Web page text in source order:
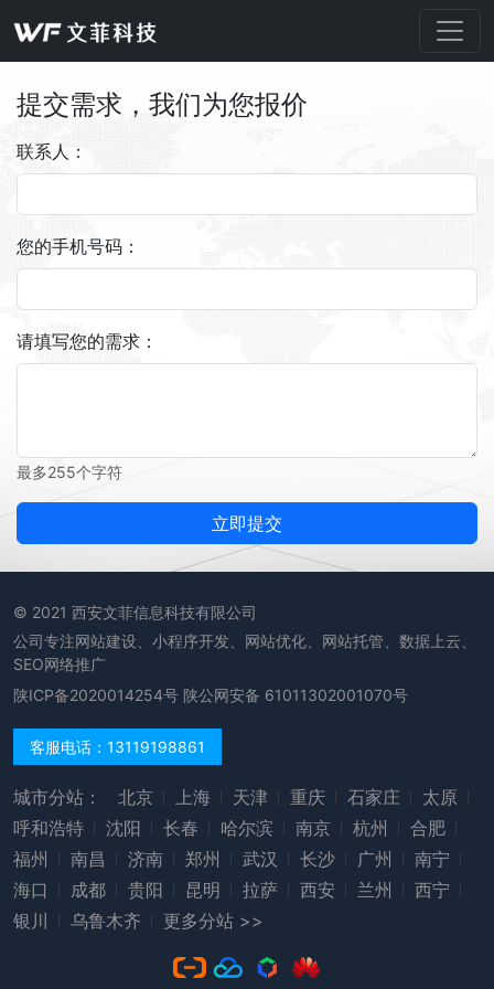
提交需求，我们为您报价
联系人：
您的手机号码：
请填写您的需求：
最多255个字符
立即提交
© 2021 西安文菲信息科技有限公司
公司专注网站建设、小程序开发、网站优化、网站托管、数据上云、
SEO网络推广
陕ICP备2020014254号 陕公网安备 61011302001070号
客服电话：13119198861
城市分站： 北京 上海 天津 重庆 石家庄
太原
呼和浩特
沈阳 长春 哈尔滨 南京 杭州
合肥
福州
南昌 济南 郑州 武汉 长沙 广州
南宁
海口
成都 贵阳 昆明 拉萨 西安 兰州
西宁
银川
乌鲁木齐 更多分站 >>